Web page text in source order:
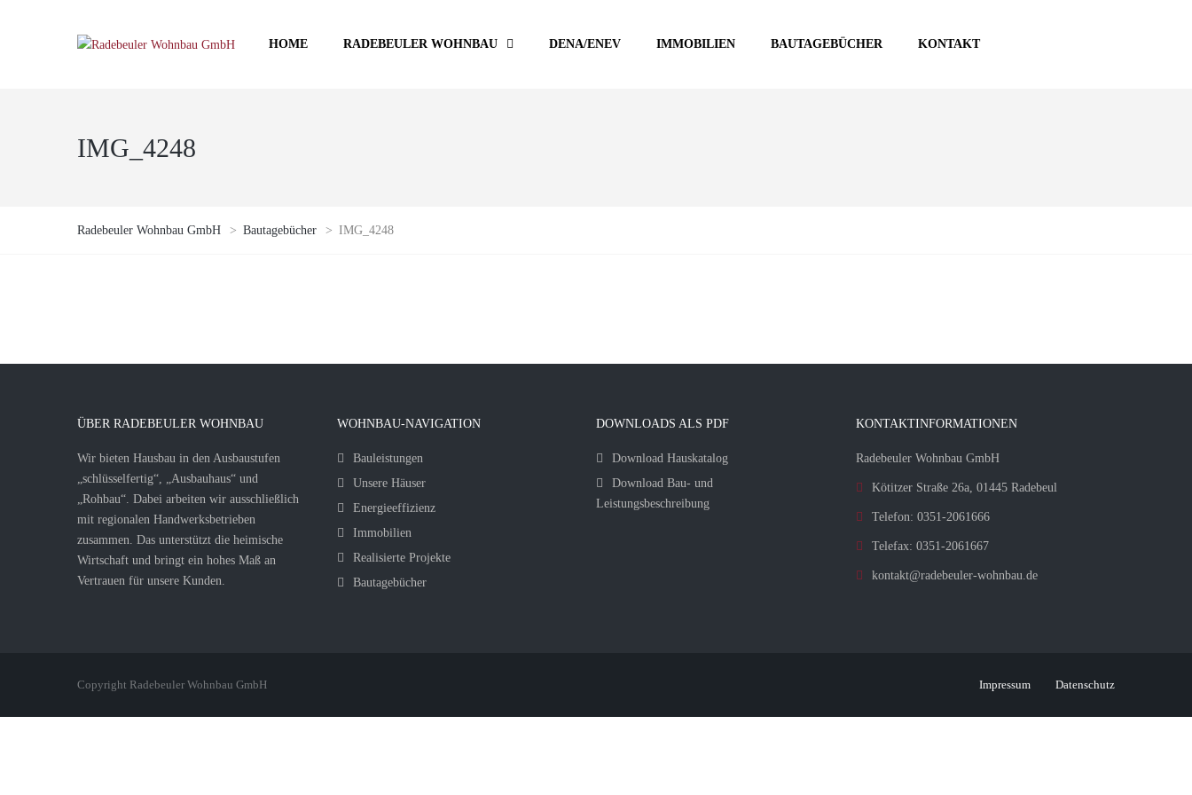
HOME RADEBEULER WOHNBAU DENA/ENEV IMMOBILIEN BAUTAGEBÜCHER KONTAKT
IMG_4248
Radebeuler Wohnbau GmbH > Bautagebücher > IMG_4248
ÜBER RADEBEULER WOHNBAU
Wir bieten Hausbau in den Ausbaustufen
„schlüsselfertig“, „Ausbauhaus“ und
„Rohbau“. Dabei arbeiten wir ausschließlich
mit regionalen Handwerksbetrieben
zusammen. Das unterstützt die heimische
Wirtschaft und bringt ein hohes Maß an
Vertrauen für unsere Kunden.
WOHNBAU-NAVIGATION
Bauleistungen
Unsere Häuser
Energieeffizienz
Immobilien
Realisierte Projekte
Bautagebücher
DOWNLOADS ALS PDF
Download Hauskatalog
Download Bau- und
Leistungsbeschreibung
KONTAKTINFORMATIONEN
Radebeuler Wohnbau GmbH
Kötitzer Straße 26a, 01445 Radebeul
Telefon: 0351-2061666
Telefax: 0351-2061667
kontakt@radebeuler-wohnbau.de
Copyright Radebeuler Wohnbau GmbH Impressum Datenschutz